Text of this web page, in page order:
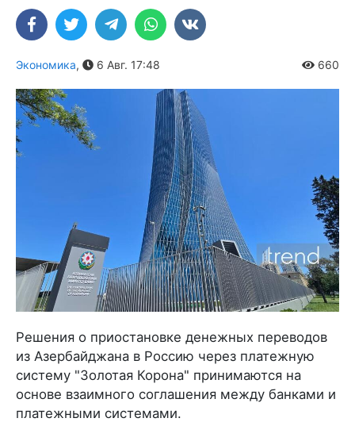
Экономика, 6 Авг. 17:48 660
Решения о приостановке денежных переводов
из Азербайджана в Россию через платежную
систему "Золотая Корона" принимаются на
основе взаимного соглашения между банками и
платежными системами.